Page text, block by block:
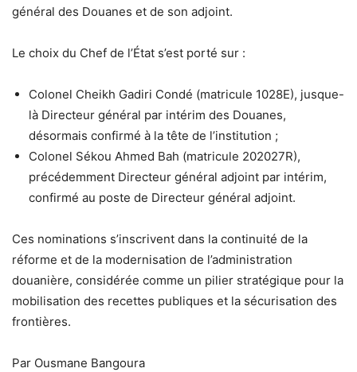
général des Douanes et de son adjoint.
Le choix du Chef de l’État s’est porté sur :
Colonel Cheikh Gadiri Condé (matricule 1028E), jusque-
là Directeur général par intérim des Douanes,
désormais confirmé à la tête de l’institution ;
Colonel Sékou Ahmed Bah (matricule 202027R),
précédemment Directeur général adjoint par intérim,
confirmé au poste de Directeur général adjoint.
Ces nominations s’inscrivent dans la continuité de la
réforme et de la modernisation de l’administration
douanière, considérée comme un pilier stratégique pour la
mobilisation des recettes publiques et la sécurisation des
frontières.
Par Ousmane Bangoura